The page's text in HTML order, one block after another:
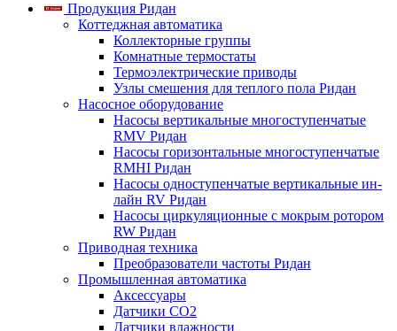
Продукция Ридан
Коттеджная автоматика
Коллекторные группы
Комнатные термостаты
Термоэлектрические приводы
Узлы смешения для теплого пола Ридан
Насосное оборудование
Насосы вертикальные многоступенчатые
RMV Ридан
Насосы горизонтальные многоступенчатые
RMHI Ридан
Насосы одноступенчатые вертикальные ин-
лайн RV Ридан
Насосы циркуляционные с мокрым ротором
RW Ридан
Приводная техника
Преобразователи частоты Ридан
Промышленная автоматика
Аксессуары
Датчики CO2
Датчики влажности